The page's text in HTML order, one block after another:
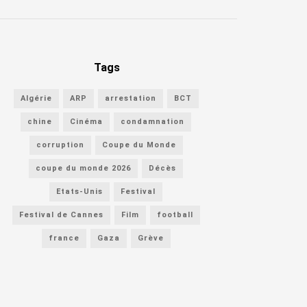
Tags
Algérie ARP arrestation BCT
chine Cinéma condamnation
corruption Coupe du Monde
coupe du monde 2026 Décès
Etats-Unis Festival
Festival de Cannes Film football
france Gaza Grève